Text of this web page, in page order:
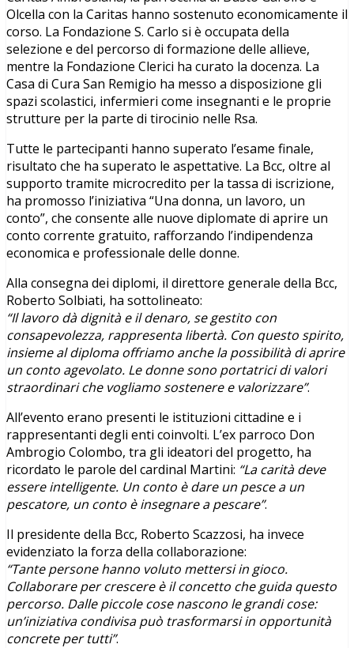
Olcella con la Caritas hanno sostenuto economicamente il
corso. La Fondazione S. Carlo si è occupata della
selezione e del percorso di formazione delle allieve,
mentre la Fondazione Clerici ha curato la docenza. La
Casa di Cura San Remigio ha messo a disposizione gli
spazi scolastici, infermieri come insegnanti e le proprie
strutture per la parte di tirocinio nelle Rsa.
Tutte le partecipanti hanno superato l’esame finale,
risultato che ha superato le aspettative. La Bcc, oltre al
supporto tramite microcredito per la tassa di iscrizione,
ha promosso l’iniziativa “Una donna, un lavoro, un
conto”, che consente alle nuove diplomate di aprire un
conto corrente gratuito, rafforzando l’indipendenza
economica e professionale delle donne.
Alla consegna dei diplomi, il direttore generale della Bcc,
Roberto Solbiati, ha sottolineato:
“Il lavoro dà dignità e il denaro, se gestito con
consapevolezza, rappresenta libertà. Con questo spirito,
insieme al diploma offriamo anche la possibilità di aprire
un conto agevolato. Le donne sono portatrici di valori
straordinari che vogliamo sostenere e valorizzare”.
All’evento erano presenti le istituzioni cittadine e i
rappresentanti degli enti coinvolti. L’ex parroco Don
Ambrogio Colombo, tra gli ideatori del progetto, ha
ricordato le parole del cardinal Martini: “La carità deve
essere intelligente. Un conto è dare un pesce a un
pescatore, un conto è insegnare a pescare”.
Il presidente della Bcc, Roberto Scazzosi, ha invece
evidenziato la forza della collaborazione:
“Tante persone hanno voluto mettersi in gioco.
Collaborare per crescere è il concetto che guida questo
percorso. Dalle piccole cose nascono le grandi cose:
un’iniziativa condivisa può trasformarsi in opportunità
concrete per tutti”.